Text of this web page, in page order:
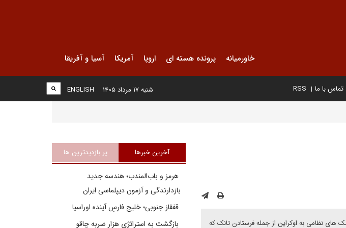
خاورمیانه پرونده هسته ای اروپا آمریکا آسیا و آفریقا
تماس با ما RSS
ENGLISH شنبه ۱۷ مرداد ۱۴۰۵
های نظامی به اوکراین از جمله فرستادن تانک که
آخرین خبرها پر بازدیدترین ها
هرمز و باب‌المندب؛ هندسه جدید
بازدارندگی و آزمون دیپلماسی ایران
قفقاز جنوبی؛ خلیج فارسِ آینده اوراسیا
بازگشت به استراتژی هزار ضربه چاقو